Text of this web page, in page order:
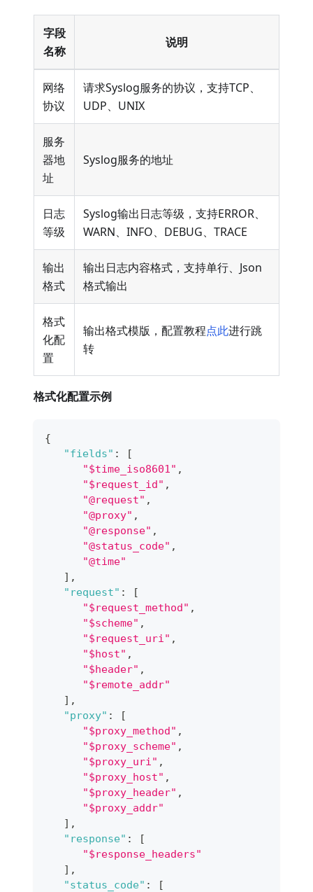
字段
名称
说明
网络
协议
请求Syslog服务的协议，支持TCP、
UDP、UNIX
服务
器地
址
Syslog服务的地址
日志
等级
Syslog输出日志等级，支持ERROR、
WARN、INFO、DEBUG、TRACE
输出
格式
输出日志内容格式，支持单行、Json
格式输出
格式
化配
置
输出格式模版，配置教程点此进行跳
转
格式化配置示例
{
"fields" :
[
"$time_iso8601" ,
"$request_id" ,
"@request" ,
"@proxy" ,
"@response" ,
"@status_code" ,
"@time"
] ,
"request" :
[
"$request_method" ,
"$scheme" ,
"$request_uri" ,
"$host" ,
"$header" ,
"$remote_addr"
] ,
"proxy" :
[
"$proxy_method" ,
"$proxy_scheme" ,
"$proxy_uri" ,
"$proxy_host" ,
"$proxy_header" ,
"$proxy_addr"
] ,
"response" :
[
"$response_headers"
] ,
"status_code" :
[